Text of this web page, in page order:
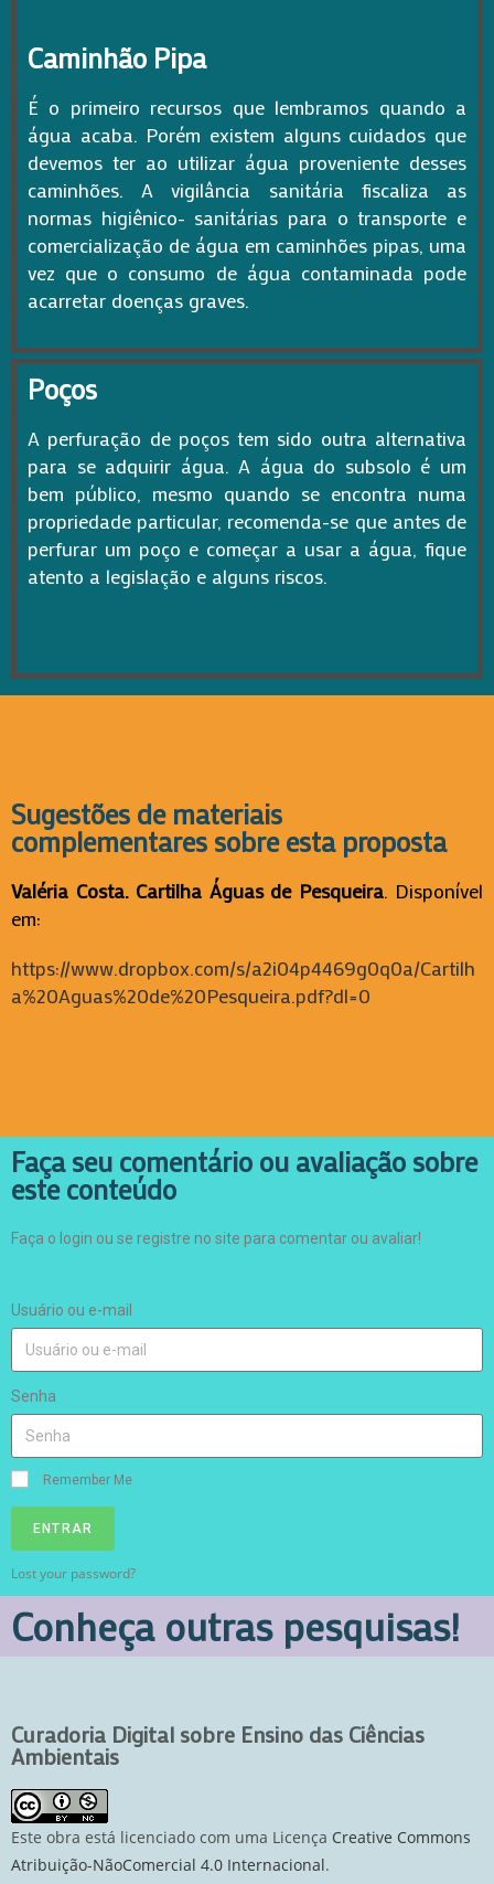
Caminhão Pipa
É o primeiro recursos que lembramos quando a
água acaba. Porém existem alguns cuidados que
devemos ter ao utilizar água proveniente desses
caminhões. A vigilância sanitária fiscaliza as
normas higiênico- sanitárias para o transporte e
comercialização de água em caminhões pipas, uma
vez que o consumo de água contaminada pode
acarretar doenças graves.
Poços
A perfuração de poços tem sido outra alternativa
para se adquirir água. A água do subsolo é um
bem público, mesmo quando se encontra numa
propriedade particular, recomenda-se que antes de
perfurar um poço e começar a usar a água, fique
atento a legislação e alguns riscos.
Sugestões de materiais
complementares sobre esta proposta
Valéria Costa. Cartilha Águas de Pesqueira. Disponível
em:
https://www.dropbox.com/s/a2i04p4469g0q0a/Cartilh
a%20Aguas%20de%20Pesqueira.pdf?dl=0
Faça seu comentário ou avaliação sobre
este conteúdo
Faça o login ou se registre no site para comentar ou avaliar!
Usuário ou e-mail
Senha
Remember Me
ENTRAR
Lost your password?
Conheça outras pesquisas!
Curadoria Digital sobre Ensino das Ciências
Ambientais
Este obra está licenciado com uma Licença Creative Commons
Atribuição-NãoComercial 4.0 Internacional.